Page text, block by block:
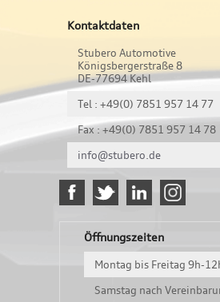
Kontaktdaten
Stubero Automotive
Königsbergerstraße 8
DE-77694 Kehl
Tel : +49(0) 7851 957 14 77
Fax : +49(0) 7851 957 14 78
info@stubero.de
Öffnungszeiten
Montag bis Freitag 9h-
Samstag nach